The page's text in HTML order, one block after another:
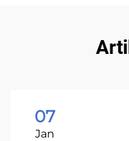
07
Jan